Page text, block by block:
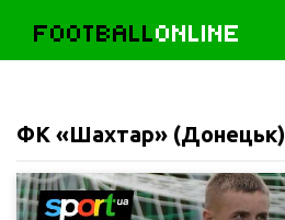
FOOTBALLONLINE
ФК «Шахтар» (Донецьк)